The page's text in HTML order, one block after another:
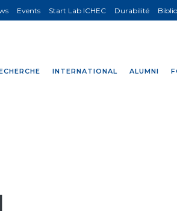
INTERNATIONAL ALUMNI
Events Start Lab ICHEC Durabilité